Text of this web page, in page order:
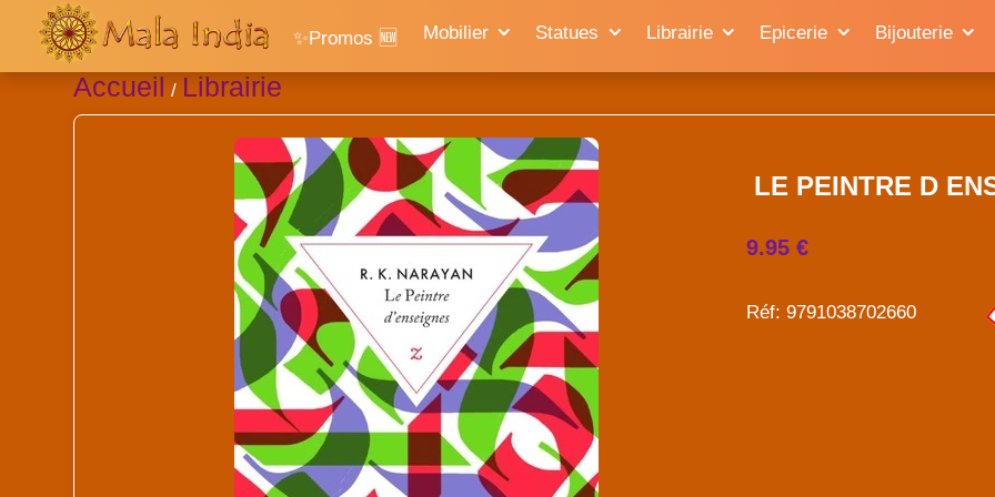
✨Promos 🆕 Mobilier Statues Librairie Epicerie Bijouterie
Accueil / Librairie
LE PEINTRE D
9.95 €
Réf: 9791038702660